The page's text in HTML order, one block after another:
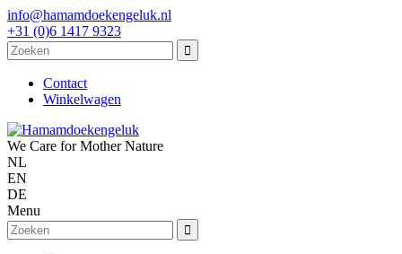
info@hamamdoekengeluk.nl
+31 (0)6 1417 9323
Contact
Winkelwagen
We Care for Mother Nature
NL
EN
DE
Menu